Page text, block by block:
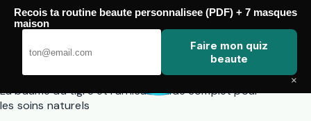
Passer
contenu
La baume du tigre et l’arnica : Guide complet pour
les soins naturels
Recois ta routine beaute personnalisee (PDF) + 7 masques
maison
Faire mon quiz
beaute
×